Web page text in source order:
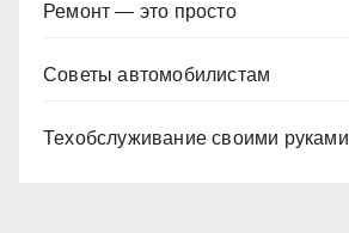
Ремонт — это просто
Советы автомобилистам
Техобслуживание своими руками